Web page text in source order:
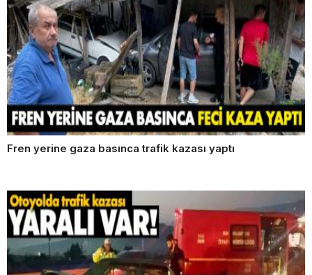
Fren yerine gaza basınca trafik kazası yaptı